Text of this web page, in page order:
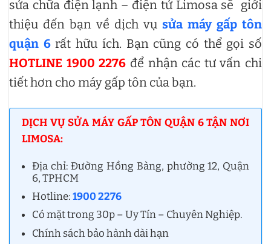
sửa chữa điện lạnh – điện tử Limosa sẽ giới
thiệu đến bạn về dịch vụ sửa máy gấp tôn
quận 6rất hữu ích. Bạn cũng có thể gọi số
HOTLINE 1900 2276 để nhận các tư vấn chi
tiết hơn cho máy gấp tôn của bạn.
DỊCH VỤ SỬA MÁY GẤP TÔN QUẬN 6 TẬN NƠI
LIMOSA:
Địa chỉ: Đường Hồng Bàng, phường 12, Quận
6, TPHCM
Hotline:1900 2276
Có mặt trong 30p – Uy Tín – Chuyên Nghiệp.
Chính sách bảo hành dài hạn